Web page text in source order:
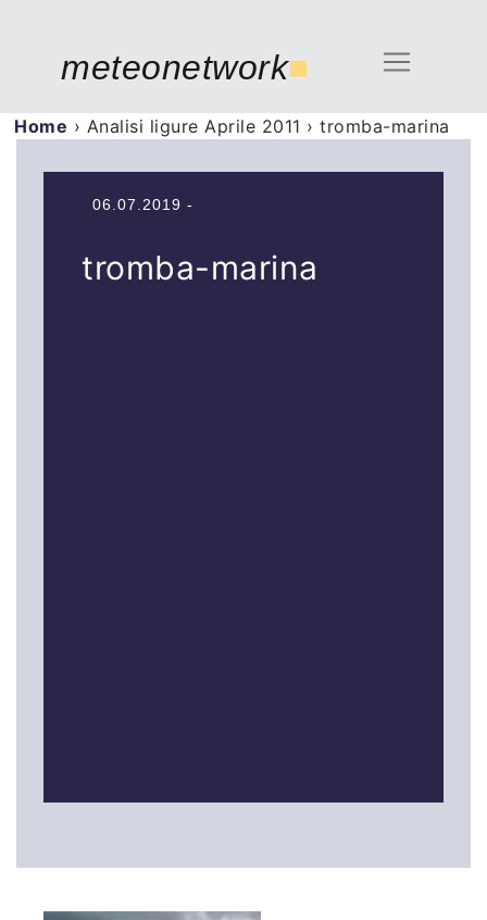
meteonetwork■
Home › Analisi ligure Aprile 2011 ›tromba-marina
06.07.2019 -
tromba-marina